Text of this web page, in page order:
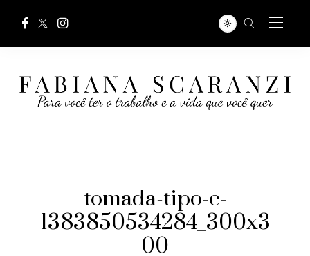
tomada-tipo-e-
1383850534284_300x3
00